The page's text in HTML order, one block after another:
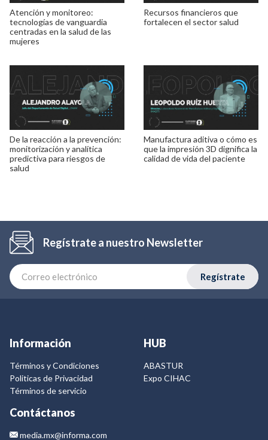
Atención y monitoreo:
tecnologías de vanguardia
centradas en la salud de las
mujeres
Recursos financieros que
fortalecen el sector salud
De la reacción a la prevención:
monitorización y analítica
predictiva para riesgos de
salud
Manufactura aditiva o cómo es
que la impresión 3D dignifica la
calidad de vida del paciente
Regístrate a nuestro Newsletter
Regístrate
Información
Términos y Condiciones
Politicas de Privacidad
Términos de servicio
HUB
ABASTUR
Expo CIHAC
Contáctanos
media.mx@informa.com